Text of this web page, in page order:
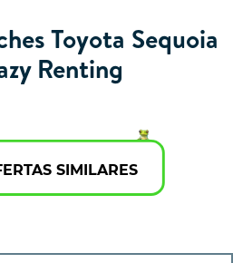
Toyota Sequoia
Renting
SIMILARES